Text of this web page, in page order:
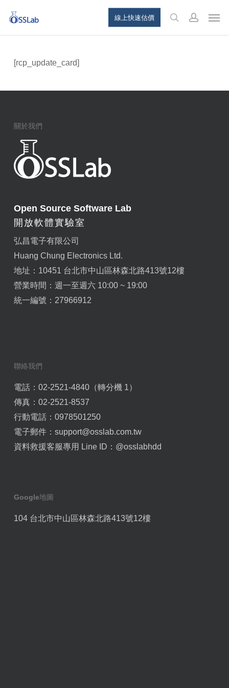
線上快速估價
searchaccount
[rcp_update_card]
關於我們
Open Source Software Lab
開放軟體實驗室
弘昌電子有限公司
Huang Chung Electronics Ltd.
地址：10451 台北市中山區林森北路413號12樓
營業時間：週一至週六 10:00 ~ 19:00
統一編號：27966912
聯絡我們
電話：02-2521-4840（轉分機 1）
傳真：02-2521-8537
行動電話：0978501250
電子郵件： support@osslab.com.tw
資料救援客服專用 Line ID： @osslabhdd
Google地圖
104 台北市中山區林森北路413號12樓